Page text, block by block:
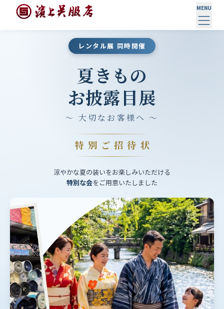
MENU
レンタル展 同時開催
夏きもの
お披露目展
〜 大切なお客様へ 〜
特別ご招待状
涼やかな夏の装いをお楽しみいただける
特別な会をご用意いたしました